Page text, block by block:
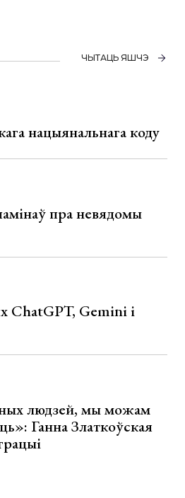
ЧЫТАЦЬ ЯШЧЭ
нацыянальнага коду
пра невядомы
ChatGPT, Gemini і
людзей, мы можам
Ганна Златкоўская